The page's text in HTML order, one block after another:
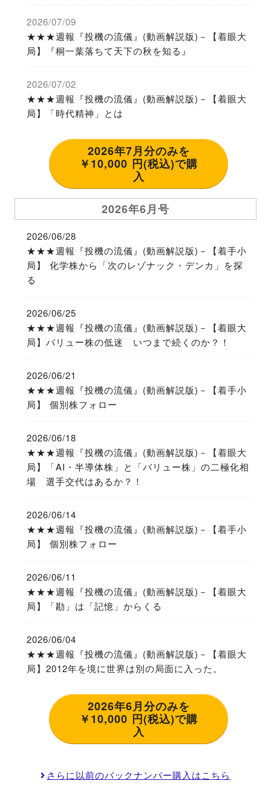
2026/07/09
★★★週報『投機の流儀』(動画解説版)－【着眼大
局】『桐一葉落ちて天下の秋を知る』
2026/07/02
★★★週報『投機の流儀』(動画解説版)－【着眼大
局】「時代精神」とは
2026年7月分のみを
￥10,000 円(税込)で購
入
2026年6月号
2026/06/28
★★★週報『投機の流儀』(動画解説版)－【着手小
局】 化学株から「次のレゾナック・デンカ」を探
る
2026/06/25
★★★週報『投機の流儀』(動画解説版)－【着眼大
局】バリュー株の低迷 いつまで続くのか？！
2026/06/21
★★★週報『投機の流儀』(動画解説版)－【着手小
局】 個別株フォロー
2026/06/18
★★★週報『投機の流儀』(動画解説版)－【着眼大
局】「AI・半導体株」と「バリュー株」の二極化相
場 選手交代はあるか？！
2026/06/14
★★★週報『投機の流儀』(動画解説版)－【着手小
局】 個別株フォロー
2026/06/11
★★★週報『投機の流儀』(動画解説版)－【着眼大
局】「勘」は「記憶」からくる
2026/06/04
★★★週報『投機の流儀』(動画解説版)－【着眼大
局】2012年を境に世界は別の局面に入った。
2026年6月分のみを
￥10,000 円(税込)で購
入
さらに以前のバックナンバー購入はこちら